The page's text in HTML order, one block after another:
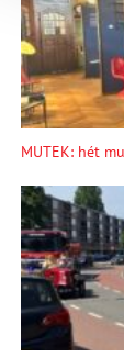
MUTEK: hét